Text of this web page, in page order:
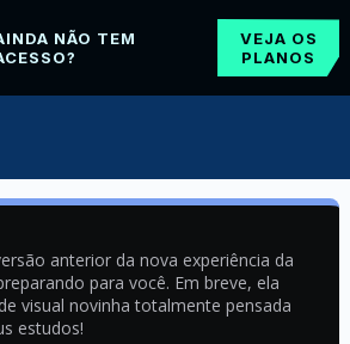
NÃO TEM
VEJA OS
PLANOS
anterior da nova experiência da
para você. Em breve, ela
visual novinha totalmente pensada
estudos!